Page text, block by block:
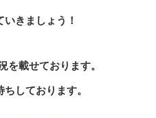
きましょう！
載せております。
しております。